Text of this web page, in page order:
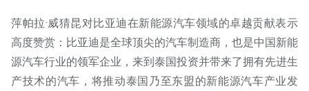
萍帕拉·威猜昆对比亚迪在新能源汽车领域的卓越贡献表示
高度赞赏：比亚迪是全球顶尖的汽车制造商，也是中国新能
源汽车行业的领军企业，来到泰国投资并带来了拥有先进生
产技术的汽车，将推动泰国乃至东盟的新能源汽车产业发